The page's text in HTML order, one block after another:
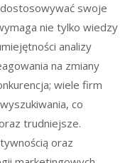
swoje
nie tylko wiedzy
analizy
na zmiany
wiele firm
co
trudniejsze.
oraz